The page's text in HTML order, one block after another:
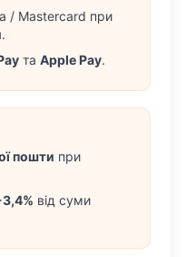
/ Mastercard при
та Apple Pay.
пошти при
від суми